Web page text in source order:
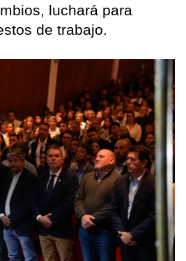
luchará para
de trabajo.